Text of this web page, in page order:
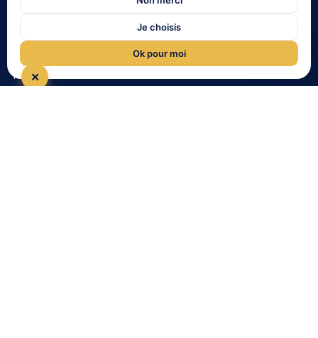
Prendre rendez-vous en ligne
1 rue du Golf 33 700
MERIGNAC
QUI SOMMES-NOUS ?
Je choisis
Ok pour moi
✕